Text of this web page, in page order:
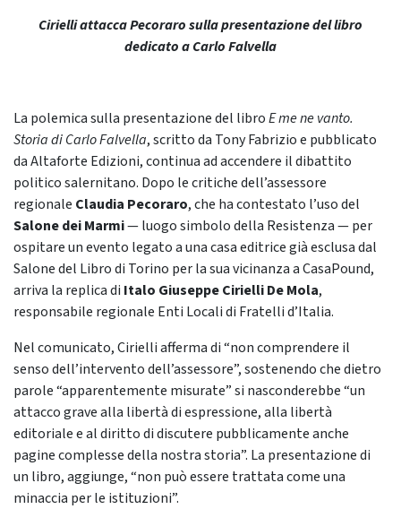
Cirielli attacca Pecoraro sulla presentazione del libro
dedicato a Carlo Falvella
La polemica sulla presentazione del libroE me ne vanto.
Storia di Carlo Falvella, scritto da Tony Fabrizio e pubblicato
da Altaforte Edizioni, continua ad accendere il dibattito
politico salernitano. Dopo le critiche dell’assessore
regionale Claudia Pecoraro, che ha contestato l’uso del
Salone dei Marmi— luogo simbolo della Resistenza — per
ospitare un evento legato a una casa editrice già esclusa dal
Salone del Libro di Torino per la sua vicinanza a CasaPound,
arriva la replica di Italo Giuseppe Cirielli De Mola,
responsabile regionale Enti Locali di Fratelli d’Italia.
Nel comunicato, Cirielli afferma di “non comprendere il
senso dell’intervento dell’assessore”, sostenendo che dietro
parole “apparentemente misurate” si nasconderebbe “un
attacco grave alla libertà di espressione, alla libertà
editoriale e al diritto di discutere pubblicamente anche
pagine complesse della nostra storia”. La presentazione di
un libro, aggiunge, “non può essere trattata come una
minaccia per le istituzioni”.